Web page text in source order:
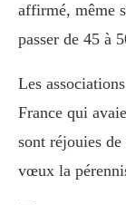
affirmé, même
passer de 45 à
Les
France qui
sont réjouies
vœux la